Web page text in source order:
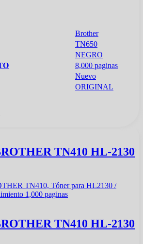
Brother
TN650
NEGRO
8,000 paginas
Nuevo
ORIGINAL
TN410 HL-2130
TN410 HL-2130